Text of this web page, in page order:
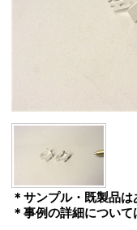
＊サンプル・既製品は
＊事例の詳細について